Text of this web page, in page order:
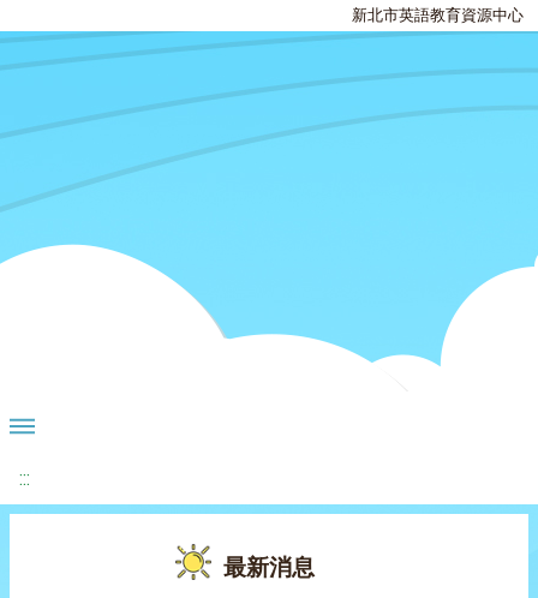
新北市英語教育資源中心
:::
最新消息